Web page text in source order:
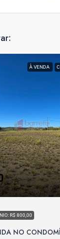
À VENDA
R$ 800,00
NO